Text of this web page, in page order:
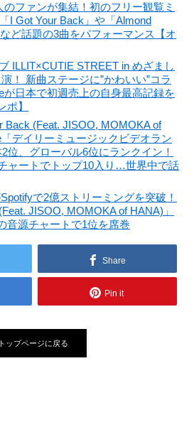
ファンが集結！初のフリー観覧ミ
I Got Your Back」や「Almond
ど話題の3曲をパフォーマンス【オ
ILLIT×CUTIE STREET in めざまし
！ 新曲ステージに”かわいい”コラ
が日本で初週売上の自身最高記録を
】
Back (Feat. JISOO, MOMOKA of
デイリーミュージックビデオラン
位、グローバル6位にランクイン！
ャートでトップ10入り…世界中で話
で2億ストリーミングを突破！
JISOO, MOMOKA of HANA)」
音源チャートで1位を席巻
Share
Pin it
トップページに戻る